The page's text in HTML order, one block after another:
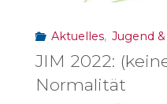
Aktuelles, Jugend
JIM 2022:
Normalität